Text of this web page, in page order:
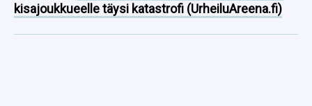
kisajoukkueelle täysi katastrofi (UrheiluAreena.fi)